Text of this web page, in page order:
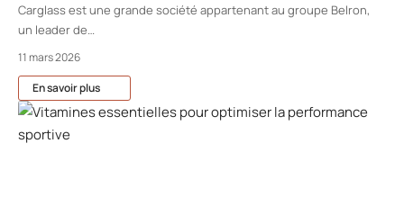
Carglass est une grande société appartenant au groupe Belron,
un leader de…
11 mars 2026
En savoir plus